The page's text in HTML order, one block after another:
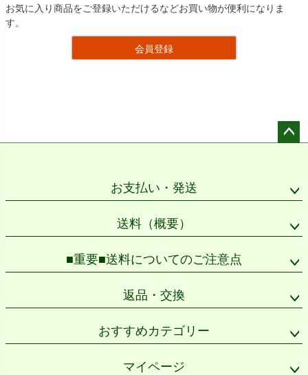
お気に入り商品をご登録いただけるなどお買い物が便利になりま
す。
会員登録
お支払い・発送
送料（概要）
■重要■送料についてのご注意点
返品・交換
おすすめカテゴリー
マイページ